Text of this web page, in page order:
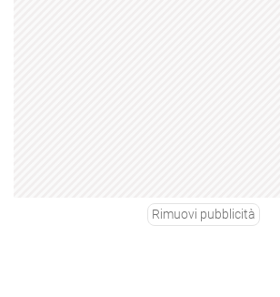
Rimuovi pubblicità